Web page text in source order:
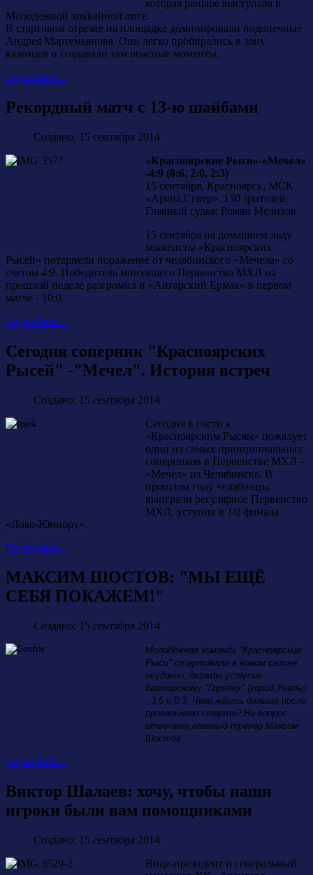
которая раньше выступала в
Молодежной хоккейной лиге.
В стартовом отрезке на площадке доминировали подопечные
Андрея Мартемьянова. Они легко пробирались в зону
казанцев и создавали там опасные моменты.
Подробнее...
Рекордный матч с 13-ю шайбами
Создано: 15 сентября 2014
«Красноярские Рыси»-«Мечел»
-4:9 (0:6, 2:0, 2:3)
15 сентября. Красноярск, МСК
«Арена.Север». 150 зрителей.
Главный судья: Роман Мелихов
15 сентября на домашнем льду
хоккеисты «Красноярских
Рысей» потерпели поражение от челябинского «Мечела» со
счетом 4:9. Победитель минувшего Первенства МХЛ на
прошлой неделе разгромил и «Ангарский Ермак» в первом
матче - 10:0.
Подробнее...
Сегодня соперник "Красноярских
Рысей" -"Мечел". История встреч
Создано: 15 сентября 2014
Сегодня в гости к
«Красноярским Рысям» пожалует
один из самых принципиальных
соперников в Первенстве МХЛ –
«Мечел» из Челябинска. В
прошлом году челябинцы
выиграли регулярное Первенство
МХЛ, уступив в 1/2 финала
«Локо-Юниору».
Подробнее...
МАКСИМ ШОСТОВ: "МЫ ЕЩЁ
СЕБЯ ПОКАЖЕМ!"
Создано: 15 сентября 2014
Молодёжная команда "Красноярские
Рыси" стартовала в новом сезоне
неудачно, дважды уступив
башкирскому "Горняку" (город Учалы)
- 3:5 и 0:3. Чего ждать дальше после
провального старта? На вопрос
отвечает главный тренер Максим
Шостов.
Подробнее...
Виктор Шалаев: хочу, чтобы наши
игроки были вам помощниками
Создано: 15 сентября 2014
Вице-президент и генеральный